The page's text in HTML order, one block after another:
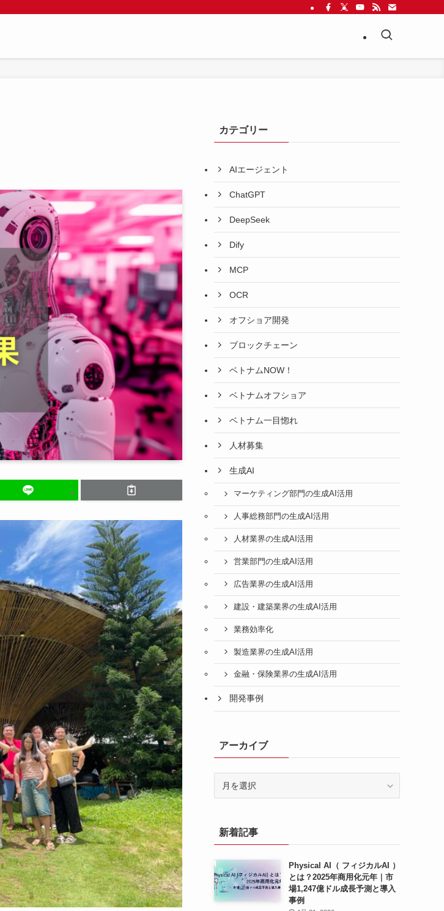
カテゴリー
AIエージェント
ChatGPT
DeepSeek
Dify
MCP
OCR
オフショア開発
ブロックチェーン
ベトナムNOW！
ベトナムオフショア
ベトナム一目惚れ
人材募集
生成AI
マーケティング部門の生成AI活用
人事総務部門の生成AI活用
人材業界の生成AI活用
営業部門の生成AI活用
広告業界の生成AI活用
建設・建築業界の生成AI活用
業務効率化
製造業界の生成AI活用
金融・保険業界の生成AI活用
開発事例
アーカイブ
ブ新着記事
Physical AI（ フィジカルAI ）
とは？2025年商用化元年｜市
場1,247億ドル成長予測と導入
事例